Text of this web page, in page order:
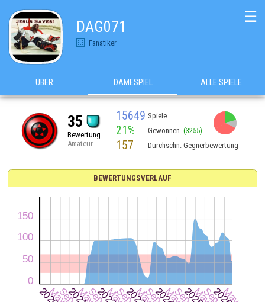
DAG071
Fanatiker
☰
ÜBER DAMESPIEL ALLE SPIELE
35
Bewertung
Amateur
15649 Spiele
21% Gewonnen (3255)
157 Durchschn. Gegnerbewertung
BEWERTUNGSVERLAUF